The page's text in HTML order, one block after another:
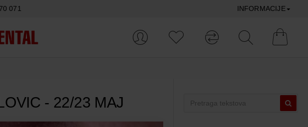
071 INFORMACIJE
- 22/23 MAJ